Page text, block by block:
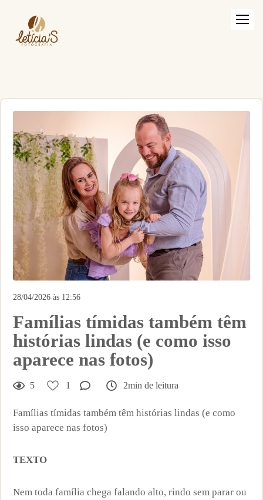
28/04/2026 às 12:56
Famílias tímidas também têm
histórias lindas (e como isso
aparece nas fotos)
5 1 2min de leitura
Famílias tímidas também têm histórias lindas (e como
isso aparece nas fotos)
TEXTO
Nem toda família chega falando alto, rindo sem parar ou